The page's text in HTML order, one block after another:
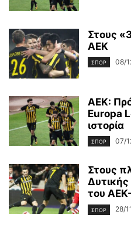
Στους
ΑΕΚ
ΣΠΟΡ 08/
ΑΕΚ:
Europa
ιστορία
ΣΠΟΡ 07/
Στους
Δυτικής
του
ΣΠΟΡ 28/